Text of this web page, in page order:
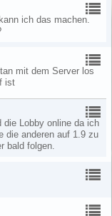
ich das machen.
mit dem Server los
ist
die Lobby online da ich
die anderen auf 1.9 zu
bald folgen.